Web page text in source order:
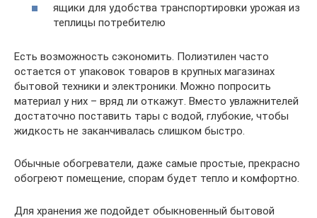
ящики для удобства транспортировки урожая из
теплицы потребителю
Есть возможность сэкономить. Полиэтилен часто
остается от упаковок товаров в крупных магазинах
бытовой техники и электроники. Можно попросить
материал у них – вряд ли откажут. Вместо увлажнителей
достаточно поставить тары с водой, глубокие, чтобы
жидкость не заканчивалась слишком быстро.
Обычные обогреватели, даже самые простые, прекрасно
обогреют помещение, спорам будет тепло и комфортно.
Для хранения же подойдет обыкновенный бытовой